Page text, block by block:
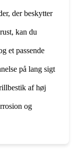
der beskytter
kan du
et passende
på lang sigt
af høj
og